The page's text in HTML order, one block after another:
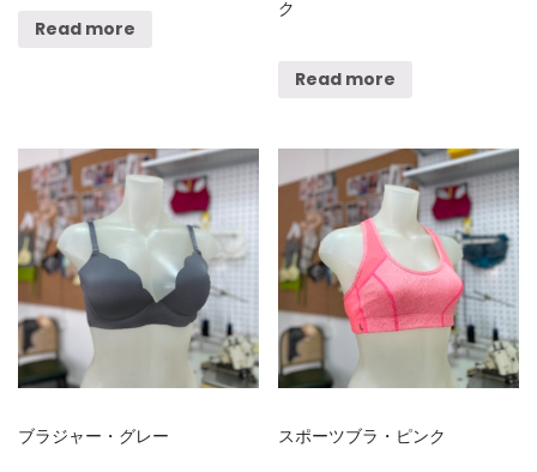
Read more
ク
Read more
ブラジャー・グレー スポーツブラ・ピンク